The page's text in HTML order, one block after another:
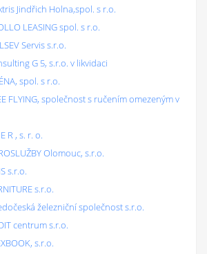
Jindřich Holna,spol. s r.o.
LEASING spol. s r.o.
Servis s.r.o.
G 5, s.r.o. v likvidaci
spol. s r.o.
FLYING, společnost s ručením omezeným v
R , s. r. o.
Olomouc, s.r.o.
s.r.o.
s.r.o.
železniční společnost s.r.o.
centrum s.r.o.
s.r.o.